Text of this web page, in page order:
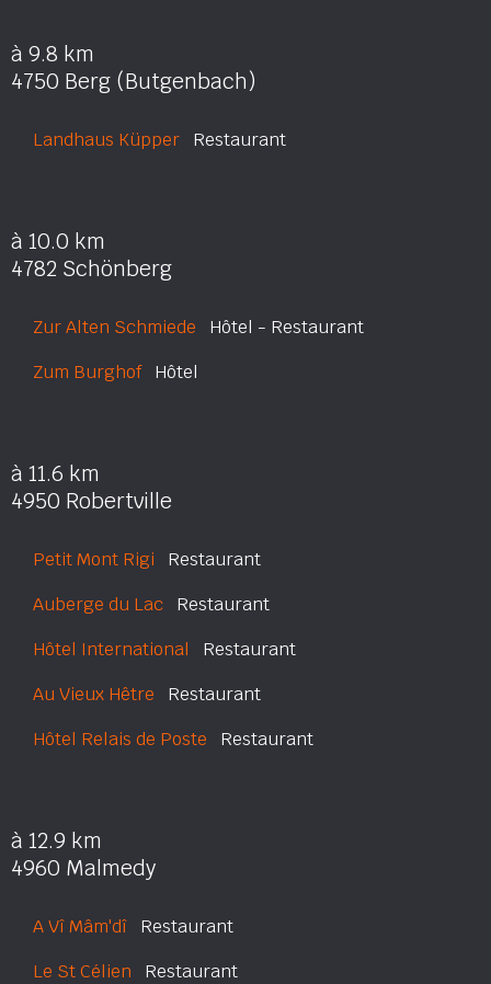
à 9.8 km
4750 Berg (Butgenbach)
Landhaus Küpper Restaurant
à 10.0 km
4782 Schönberg
Zur Alten Schmiede Hôtel - Restaurant
Zum BurghofHôtel
à 11.6 km
4950 Robertville
Petit Mont Rigi Restaurant
Auberge du Lac Restaurant
Hôtel International Restaurant
Au Vieux Hêtre Restaurant
Hôtel Relais de Poste Restaurant
à 12.9 km
4960 Malmedy
A Vî Mâm'dî Restaurant
Le St Célien Restaurant